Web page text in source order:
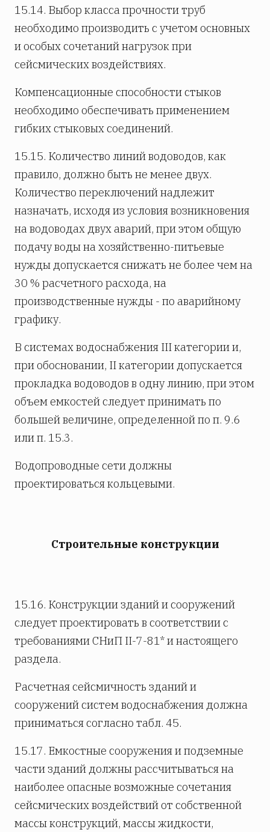
15.14. Выбор класса прочности труб
необходимо производить с учетом основных
и особых сочетаний нагрузок при
сейсмических воздействиях.
Компенсационные способности стыков
необходимо обеспечивать применением
гибких стыковых соединений.
15.15. Количество линий водоводов, как
правило, должно быть не менее двух.
Количество переключений надлежит
назначать, исходя из условия возникновения
на водоводах двух аварий, при этом общую
подачу воды на хозяйственно-питьевые
нужды допускается снижать не более чем на
30 % расчетного расхода, на
производственные нужды - по аварийному
графику.
В системах водоснабжения III категории и,
при обосновании, II категории допускается
прокладка водоводов в одну линию, при этом
объем емкостей следует принимать по
большей величине, определенной по п. 9.6
или п. 15.3.
Водопроводные сети должны
проектироваться кольцевыми.
Строительные конструкции
15.16. Конструкции зданий и сооружений
следует проектировать в соответствии с
требованиями СНиП II-7-81* и настоящего
раздела.
Расчетная сейсмичность зданий и
сооружений систем водоснабжения должна
приниматься согласно табл. 45.
15.17. Емкостные сооружения и подземные
части зданий должны рассчитываться на
наиболее опасные возможные сочетания
сейсмических воздействий от собственной
массы конструкций, массы жидкости,